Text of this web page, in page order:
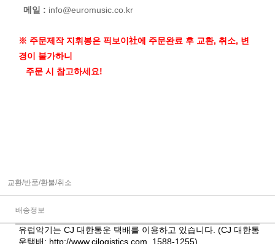
메일 : info@euromusic.co.kr
※ 주문제작 지휘봉은 픽보이社에 주문완료 후 교환, 취소, 변
경이 불가하니
주문 시 참고하세요!
교환/반품/환불/취소
배송정보
유럽악기는 CJ 대한통운 택배를 이용하고 있습니다. (CJ 대한통
운택배: http://www.cjlogistics.com , 1588-1255)